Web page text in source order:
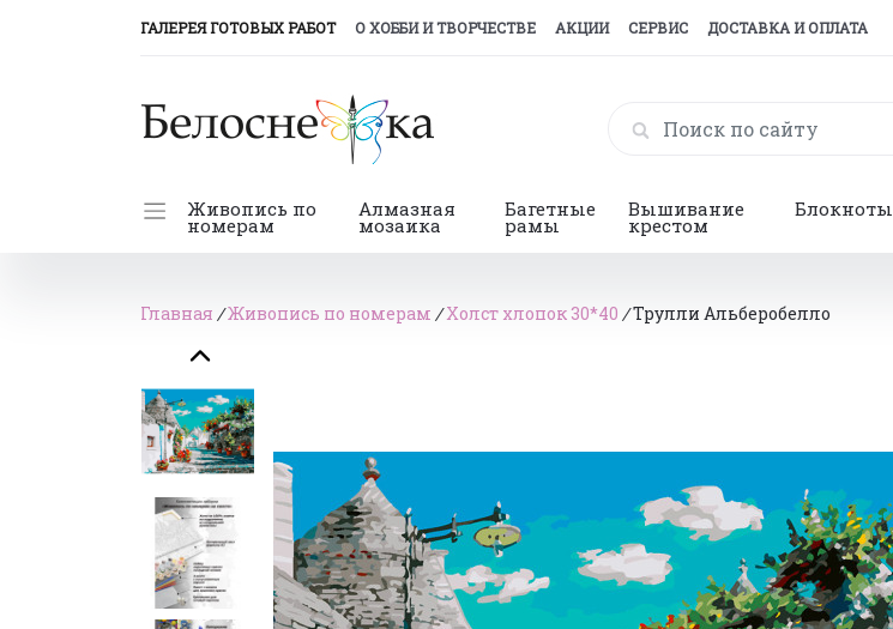
ГАЛЕРЕЯ ГОТОВЫХ РАБОТ(CURRENT)
О ХОББИ И ТВОРЧЕСТВЕ АКЦИИ СЕРВИС ДОСТАВКА И ОПЛАТА
Живопись по
номерам
Алмазная
мозаика
Багетные
рамы
Вышивание
крестом
Блокноты
Главная /Живопись по номерам /Холст хлопок 30*40 /Трулли Альберобелло